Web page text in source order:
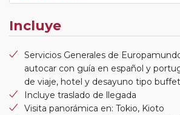
Incluye
Servicios Generales de
autocar con guía en español y
de viaje, hotel y desayuno tipo
Incluye traslado de llegada
Visita panorámica en: Tokio, Kioto